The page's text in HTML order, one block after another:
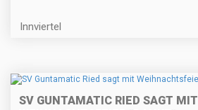
Innviertel
SV GUNTAMATIC RIED SAGT MIT